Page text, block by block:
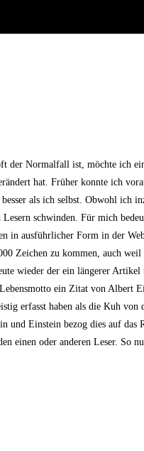
der Normalfall ist, möchte ich
hat. Früher konnte ich
als ich selbst. Obwohl ich
schwinden. Für mich
in ausführlicher Form in der
Zeichen zu kommen, auch
wieder der ein längerer
ein Zitat von Albert
erfasst haben als die Kuh
und Einstein bezog dies auf
einen oder anderen Leser. So